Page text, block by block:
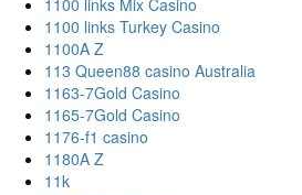
1100 links Mix Casino
1100 links Turkey Casino
1100A Z
113 Queen88 casino Australia
1163-7Gold Casino
1165-7Gold Casino
1176-f1 casino
1180A Z
11k